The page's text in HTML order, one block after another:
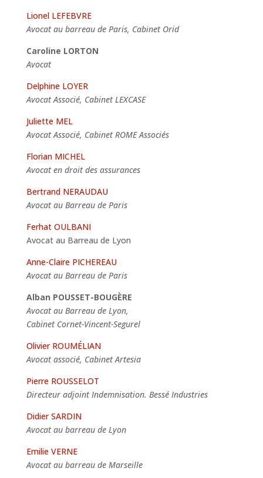
Lionel LEFEBVRE
Avocat au barreau de Paris, Cabinet Orid
Caroline LORTON
Avocat
Delphine LOYER
Avocat Associé, Cabinet LEXCASE
Juliette MEL
Avocat Associé, Cabinet ROME Associés
Florian MICHEL
Avocat en droit des assurances
Bertrand NERAUDAU
Avocat au Barreau de Paris
Ferhat OULBANI
Avocat au Barreau de Lyon
Anne-Claire PICHEREAU
Avocat au Barreau de Paris
Alban POUSSET-BOUGÈRE
Avocat au Barreau de Lyon,
Cabinet Cornet-Vincent-Segurel
Olivier ROUMÉLIAN
Avocat associé, Cabinet Artesia
Pierre ROUSSELOT
Directeur adjoint Indemnisation. Bessé Industries
Didier SARDIN
Avocat au barreau de Lyon
Emilie VERNE
Avocat au barreau de Marseille